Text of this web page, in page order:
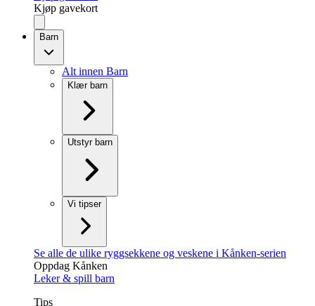
Kjøp gavekort
Barn
Alt innen Barn
Klær barn
Utstyr barn
Vi tipser
Se alle de ulike ryggsekkene og veskene i Kånken-serien
Oppdag Kånken
Leker & spill barn
Tips